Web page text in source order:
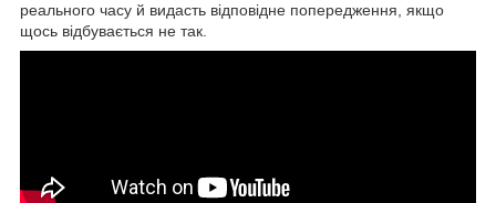
реального часу й видасть відповідне попередження, якщо
щось відбувається не так.